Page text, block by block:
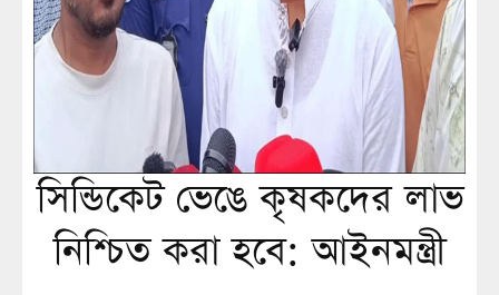
সিন্ডিকেট ভেঙে কৃষকদের লাভ
নিশ্চিত করা হবে: আইনমন্ত্রী